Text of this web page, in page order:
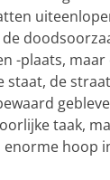
-plaats, maar
staat, de
taak,
enorme hoop